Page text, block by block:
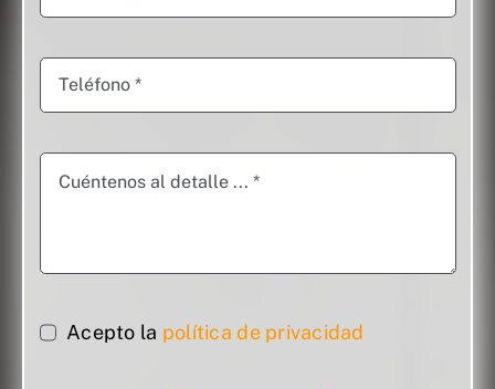
Acepto la política de privacidad